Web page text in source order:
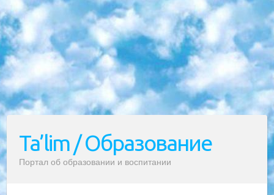
Ta’lim / Образование
Портал об образовании и воспитании